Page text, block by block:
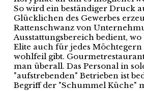
So wird ein beständiger Druck
Glücklichen des Gewerbes
Rattenschwanz von
Ausstattungsbereich bedient, wo
Elite auch für jedes
wohlfeil gibt.
man überall. Das Personal in
"aufstrebenden" Betrieben ist
Begriff der "Schummel Küche"